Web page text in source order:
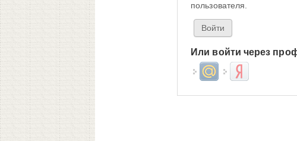
пользователя.
Или войти через
Login with Mail.ruLogin with Яндекс